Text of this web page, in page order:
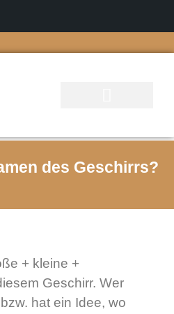
des Geschirrs?
+ kleine +
Geschirr. Wer
hat ein Idee, wo